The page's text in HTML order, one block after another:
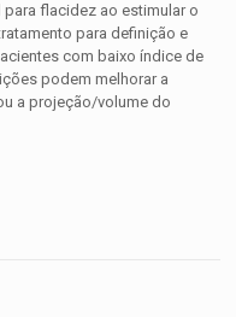
flacidez ao estimular o
para definição e
com baixo índice de
podem melhorar a
a projeção/volume do